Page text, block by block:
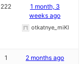
222
1 month, 3
weeks ago
otkatnye_miKl
1 2 months ago